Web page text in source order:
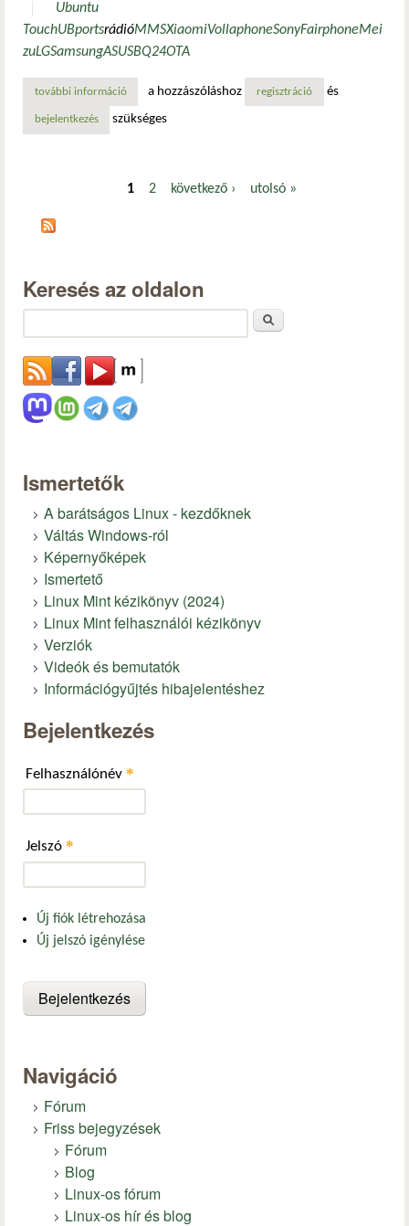
Ubuntu
TouchUBportsrádióMMSXiaomiVollaphoneSonyFairphoneMei
zuLGSamsungASUSBQ24OTA
további információaz ubports fix kiadási modellre vált át az ubuntu touch
a hozzászóláshoz regisztráció és
bejelentkezés szükséges
Oldalak
1 2 következő › utolsó »
Keresés az oldalon
Ismertetők
A barátságos Linux - kezdőknek
Váltás Windows-ról
Képernyőképek
Ismertető
Linux Mint kézikönyv (2024)
Linux Mint felhasználói kézikönyv
Verziók
Videók és bemutatók
Információgyűjtés hibajelentéshez
Bejelentkezés
Felhasználónév *
Jelszó *
Új fiók létrehozása
Új jelszó igénylése
Navigáció
Fórum
Friss bejegyzések
Fórum
Blog
Linux-os fórum
Linux-os hír és blog